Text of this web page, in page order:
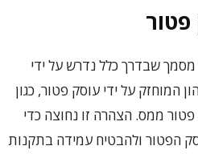
מסמך שבדרך כלל נדרש על ידי
המוחזק על ידי עוסק פטור, כגון
פטור ממס. הצהרה זו נחוצה כדי
הפטור ולהבטיח עמידה בתקנות